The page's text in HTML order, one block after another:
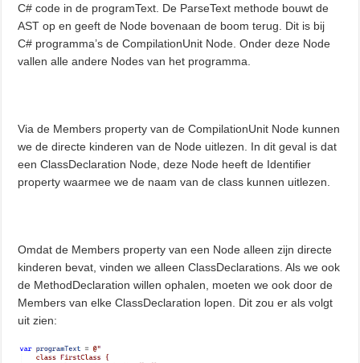
C# code in de programText. De ParseText methode bouwt de
AST op en geeft de Node bovenaan de boom terug. Dit is bij
C# programma’s de CompilationUnit Node. Onder deze Node
vallen alle andere Nodes van het programma.
Via de Members property van de CompilationUnit Node kunnen
we de directe kinderen van de Node uitlezen. In dit geval is dat
een ClassDeclaration Node, deze Node heeft de Identifier
property waarmee we de naam van de class kunnen uitlezen.
Omdat de Members property van een Node alleen zijn directe
kinderen bevat, vinden we alleen ClassDeclarations. Als we ook
de MethodDeclaration willen ophalen, moeten we ook door de
Members van elke ClassDeclaration lopen. Dit zou er als volgt
uit zien: